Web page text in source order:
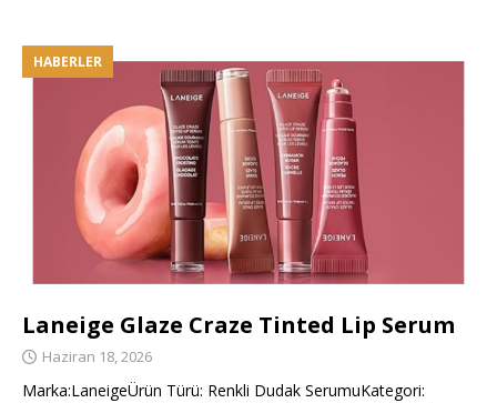
HABERLER
Laneige Glaze Craze Tinted Lip Serum
Haziran 18, 2026
Marka:LaneigeÜrün Türü: Renkli Dudak SerumuKategori: